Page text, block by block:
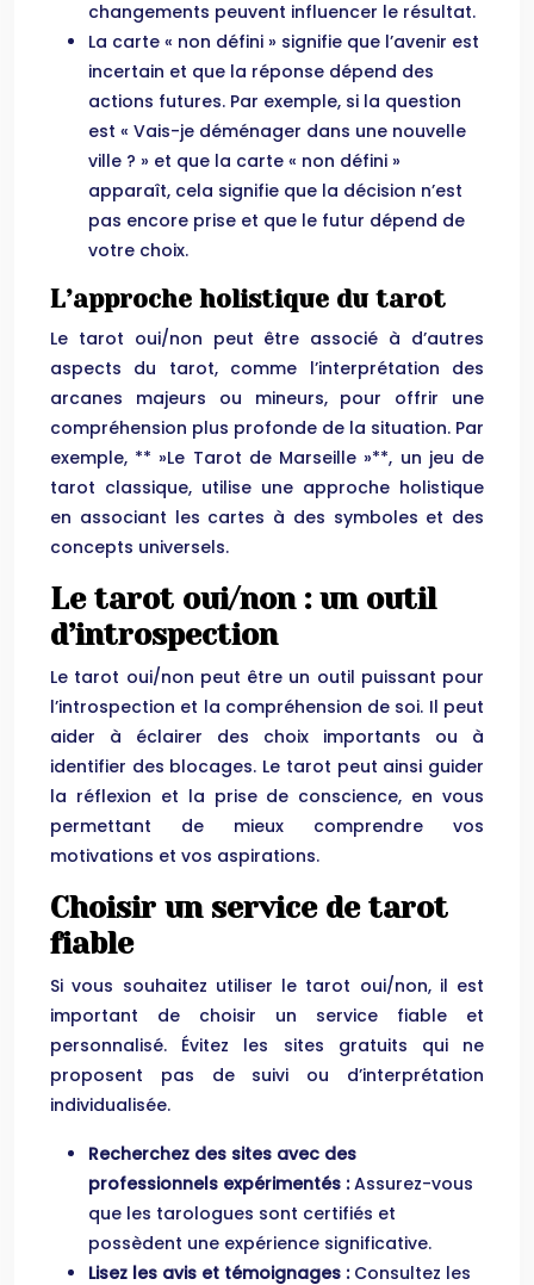
changements peuvent influencer le résultat.
La carte « non défini » signifie que l’avenir est
incertain et que la réponse dépend des
actions futures. Par exemple, si la question
est « Vais-je déménager dans une nouvelle
ville ? » et que la carte « non défini »
apparaît, cela signifie que la décision n’est
pas encore prise et que le futur dépend de
votre choix.
L’approche holistique du tarot
Le tarot oui/non peut être associé à d’autres
aspects du tarot, comme l’interprétation des
arcanes majeurs ou mineurs, pour offrir une
compréhension plus profonde de la situation. Par
exemple, ** »Le Tarot de Marseille »**, un jeu de
tarot classique, utilise une approche holistique
en associant les cartes à des symboles et des
concepts universels.
Le tarot oui/non : un outil
d’introspection
Le tarot oui/non peut être un outil puissant pour
l’introspection et la compréhension de soi. Il peut
aider à éclairer des choix importants ou à
identifier des blocages. Le tarot peut ainsi guider
la réflexion et la prise de conscience, en vous
permettant de mieux comprendre vos
motivations et vos aspirations.
Choisir un service de tarot
fiable
Si vous souhaitez utiliser le tarot oui/non, il est
important de choisir un service fiable et
personnalisé. Évitez les sites gratuits qui ne
proposent pas de suivi ou d’interprétation
individualisée.
Recherchez des sites avec des
professionnels expérimentés :Assurez-vous
que les tarologues sont certifiés et
possèdent une expérience significative.
Lisez les avis et témoignages : Consultez les